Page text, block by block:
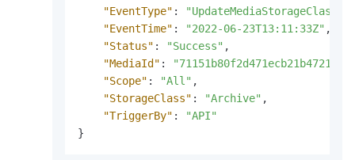
"EventType" :
"EventTime" : "2022-06-23T13:11:33Z" ,
"Status" : "Success" ,
"MediaId" :
"Scope" : "All" ,
"StorageClass" : "Archive" ,
"TriggerBy" :
"API"
}